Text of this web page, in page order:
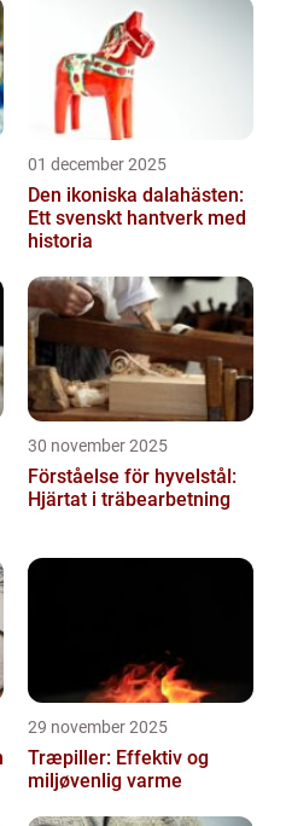
01 december 2025
Den ikoniska dalahästen:
Ett svenskt hantverk med
historia
30 november 2025
Förståelse för hyvelstål:
Hjärtat i träbearbetning
29 november 2025
Træpiller: Effektiv og
miljøvenlig varme